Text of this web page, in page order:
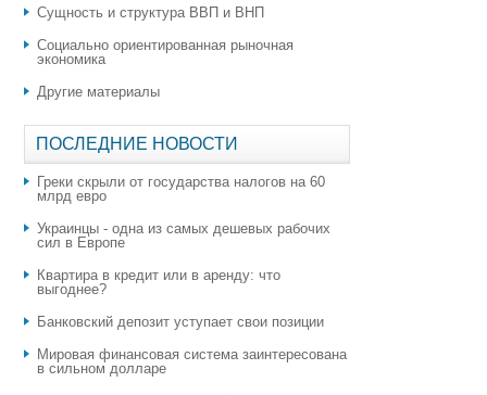
Сущность и структура ВВП и ВНП
Социально ориентированная рыночная
экономика
Другие материалы
ПОСЛЕДНИЕ НОВОСТИ
Греки скрыли от государства налогов на 60
млрд евро
Украинцы - одна из самых дешевых рабочих
сил в Европе
Квартира в кредит или в аренду: что
выгоднее?
​Банковский депозит уступает свои позиции
Мировая финансовая система заинтересована
в сильном долларе